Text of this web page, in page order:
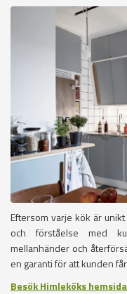
Eftersom varje kök är
och förståelse med
mellanhänder och
en garanti för att kunden
Besök Himleköks